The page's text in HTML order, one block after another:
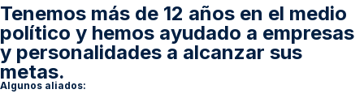
Tenemos más de 12 años en el medio
político y hemos ayudado a empresas
y personalidades a alcanzar sus
metas.
Algunos aliados: